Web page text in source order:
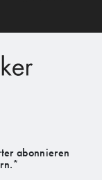
abonnieren